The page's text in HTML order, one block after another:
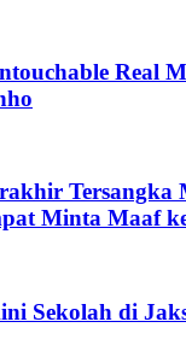
Real
Tersangka
Minta Maaf
Sekolah di